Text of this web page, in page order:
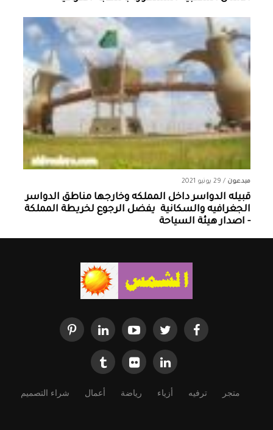
مبدعون / 29 يونيو 2021
قبيله الدواسر داخل المملكه وخارجها ‏مناطق الدواسر
الجغرافيه والسكانية ‏ يفضل الرجوع لخريطة المملكة
- اصدار هيئة السياحة
متجر ترفيه أزياء رياضة أعمال شراء التصميم